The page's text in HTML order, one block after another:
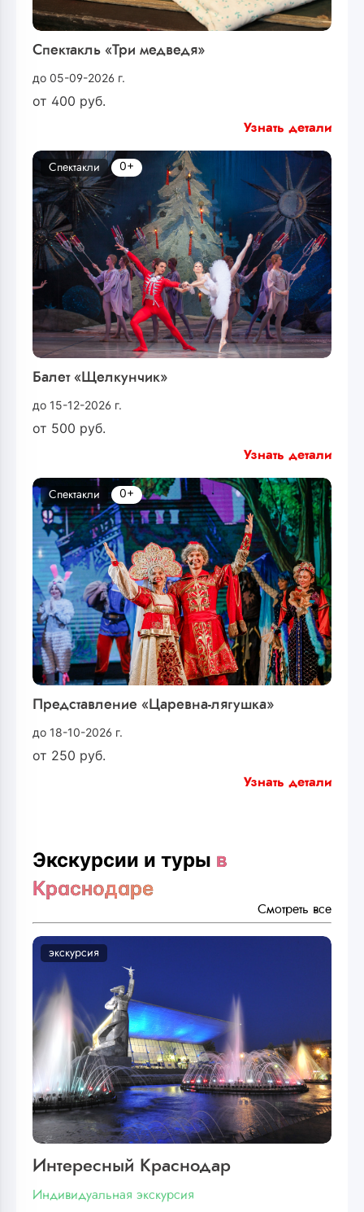
Спектакль «Три медведя»
до 05-09-2026 г.
от 400 руб.
Узнать детали
Балет «Щелкунчик»
до 15-12-2026 г.
от 500 руб.
Спектакли 0+
Узнать детали
Представление «Царевна-лягушка»
до 18-10-2026 г.
от 250 руб.
Спектакли 0+
Узнать детали
Экскурсии и туры в
Краснодаре
Смотреть все
экскурсия
Интересный Краснодар
Индивидуальная экскурсия